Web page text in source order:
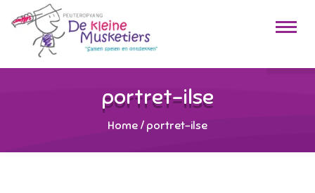
portret-ilse
Home / portret-ilse